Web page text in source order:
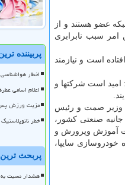
و ۵۰۰هزار دانش آموز در این شبکه عضو هستند و از
و این امر سبب نابرابری
است و نیازمند
امید است شرکتها و
وزیر صمت و رئیس
صنعتی کشور،
آموزش وپرورش و
سایپا،
پربیننده
اخطار
اعلام اسامی
مزیت ورزش پس
خطر
پربحث ترین
هشدار نسبت